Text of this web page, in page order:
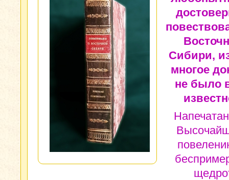
Сибири,
многое
не было